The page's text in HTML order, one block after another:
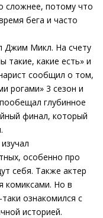
сложнее, потому что
бега и часто
Джим Микл. На счету
такие, какие есть» и
сообщил о том,
рогами» 3 сезон и
глубинное
финал, который
особенно про
себя. Также актер
комиксами. Но в
ознакомился с
историей.